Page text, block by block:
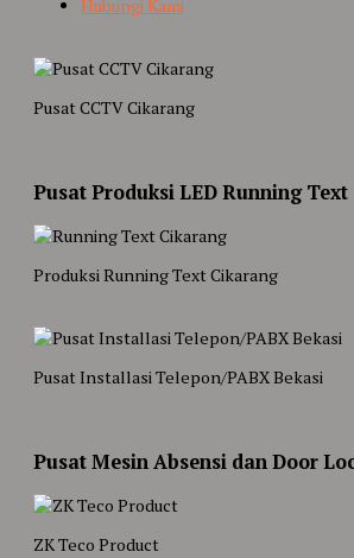
Hubungi Kami
Pusat CCTV Cikarang
Pusat Produksi LED Running Text
Produksi Running Text Cikarang
Pusat Installasi Telepon/PABX Bekasi
Pusat Mesin Absensi dan Door
ZK Teco Product